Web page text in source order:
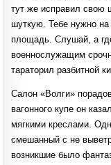
тут же исправил свою
шуткую. Тебе нужно
площадь. Слушай, а
военнослужащим
тараторил разбитной
Салон «Волги»
вагонного купе он
мягкими креслами.
смешанный с не
возникшие было